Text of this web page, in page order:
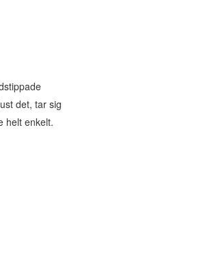
det, tar sig
helt enkelt.